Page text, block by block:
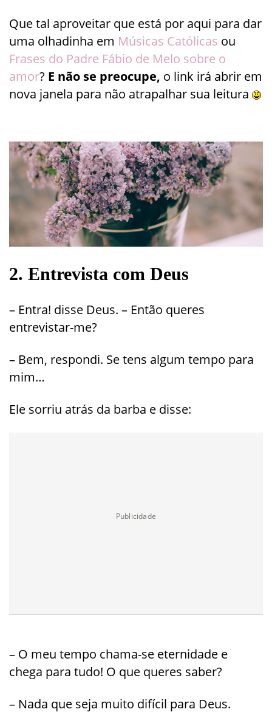
Que tal aproveitar que está por aqui para dar
uma olhadinha em Músicas Católicas ou
Frases do Padre Fábio de Melo sobre o
amor? E não se preocupe, o link irá abrir em
nova janela para não atrapalhar sua leitura
2. Entrevista com Deus
– Entra! disse Deus. – Então queres
entrevistar-me?
– Bem, respondi. Se tens algum tempo para
mim…
Ele sorriu atrás da barba e disse:
– O meu tempo chama-se eternidade e
chega para tudo! O que queres saber?
– Nada que seja muito difícil para Deus.